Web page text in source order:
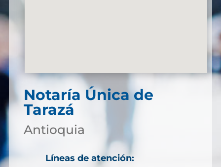
Notaría Única de
Tarazá
Antioquia
Líneas de atención: